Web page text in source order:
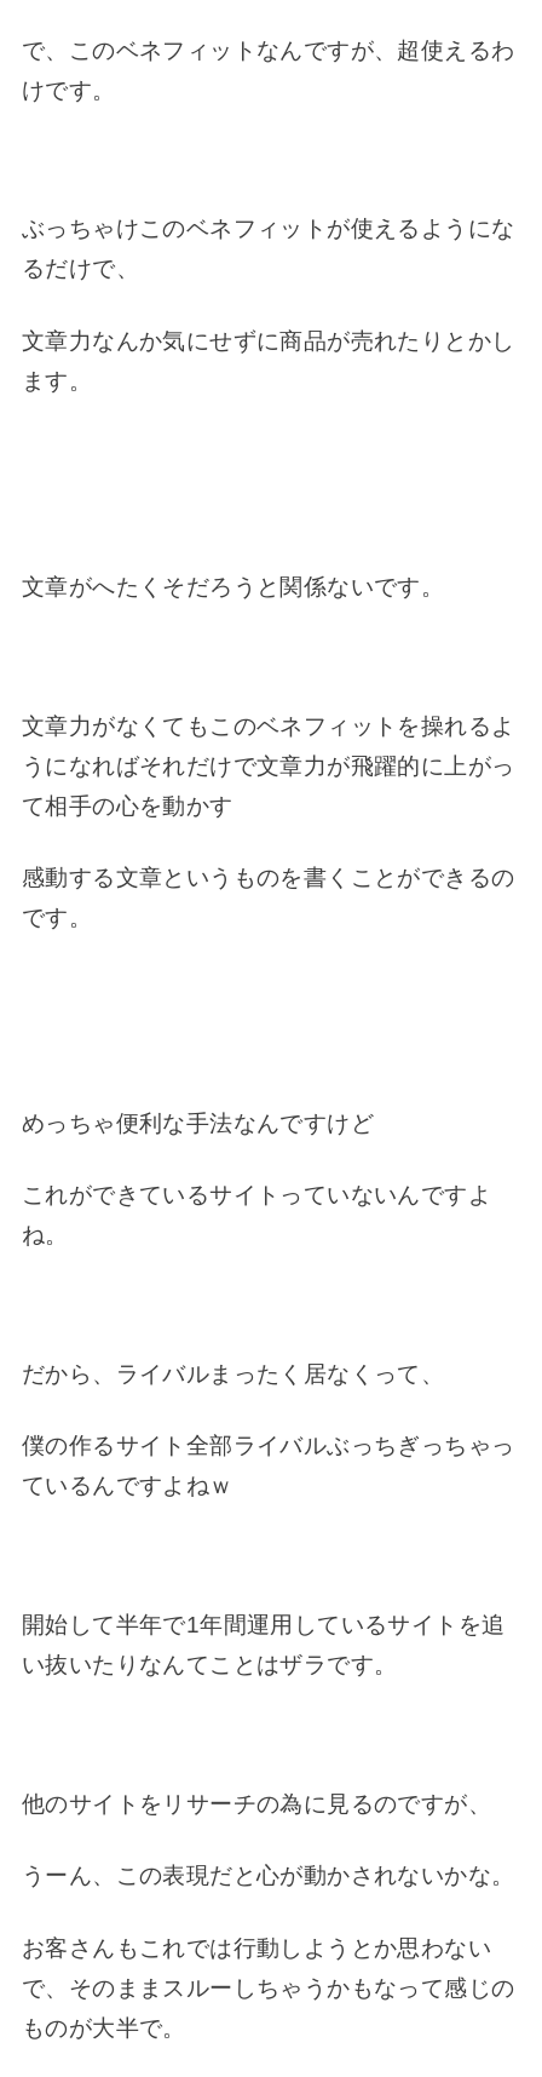
で、このベネフィットなんですが、超使えるわ
けです。
ぶっちゃけこのベネフィットが使えるようにな
るだけで、
文章力なんか気にせずに商品が売れたりとかし
ます。
文章がへたくそだろうと関係ないです。
文章力がなくてもこのベネフィットを操れるよ
うになればそれだけで文章力が飛躍的に上がっ
て相手の心を動かす
感動する文章というものを書くことができるの
です。
めっちゃ便利な手法なんですけど
これができているサイトっていないんですよ
ね。
だから、ライバルまったく居なくって、
僕の作るサイト全部ライバルぶっちぎっちゃっ
ているんですよねｗ
開始して半年で1年間運用しているサイトを追
い抜いたりなんてことはザラです。
他のサイトをリサーチの為に見るのですが、
うーん、この表現だと心が動かされないかな。
お客さんもこれでは行動しようとか思わない
で、そのままスルーしちゃうかもなって感じの
ものが大半で。